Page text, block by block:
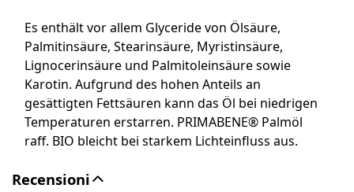
Es enthält vor allem Glyceride von Ölsäure,
Palmitinsäure, Stearinsäure, Myristinsäure,
Lignocerinsäure und Palmitoleinsäure sowie
Karotin. Aufgrund des hohen Anteils an
gesättigten Fettsäuren kann das Öl bei niedrigen
Temperaturen erstarren. PRIMABENE® Palmöl
raff. BIO bleicht bei starkem Lichteinfluss aus.
Recensioni